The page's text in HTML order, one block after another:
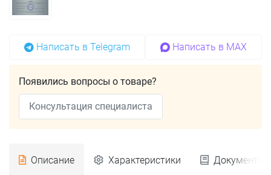
Написать в Telegram Написать в MAX
Появились вопросы о товаре?
Консультация специалиста
Описание Характеристики